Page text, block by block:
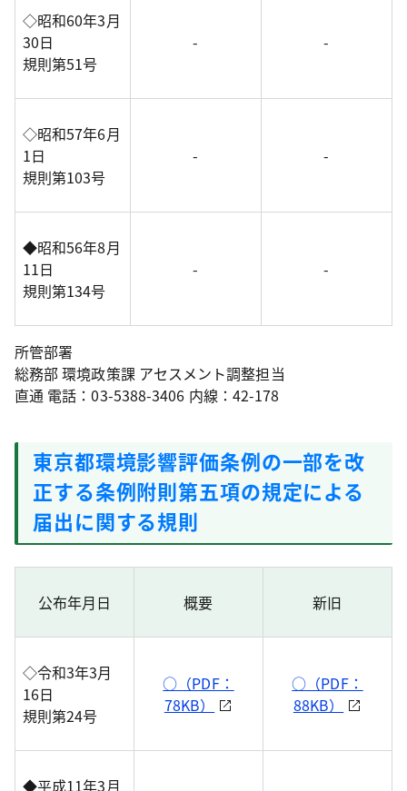
◇昭和60年3月
30日
規則第51号
- -
◇昭和57年6月
1日
規則第103号
- -
◆昭和56年8月
11日
規則第134号
- -
所管部署
総務部 環境政策課 アセスメント調整担当
直通 電話：03-5388-3406 内線：42-178
東京都環境影響評価条例の一部を改
正する条例附則第五項の規定による
届出に関する規則
公布年月日 概要 新旧
◇令和3年3月
16日
規則第24号
○（PDF：
78KB）
○（PDF：
88KB）
◆平成11年3月